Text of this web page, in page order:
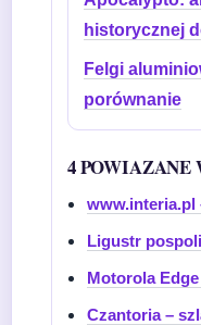
historycznej
Felgi
porównanie
4 POWIAZANE
www.interia.pl
Ligustr
Motorola
Czantoria –